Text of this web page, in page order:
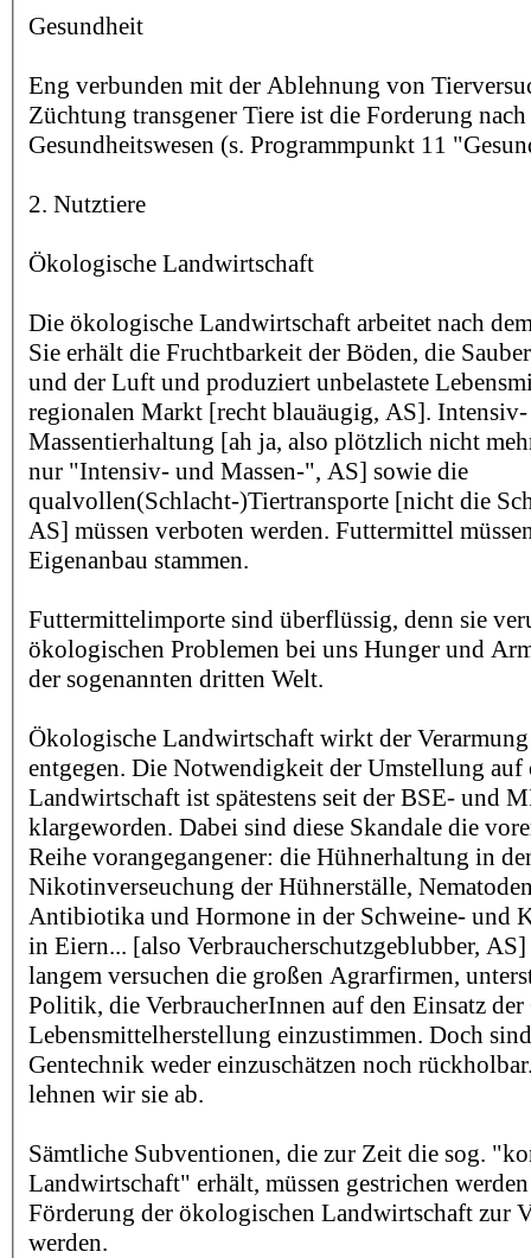
Gesundheit
Eng verbunden mit der Ablehnung von
Züchtung transgener Tiere ist die Forderung
Gesundheitswesen (s. Programmpunkt 11
2. Nutztiere
Ökologische Landwirtschaft
Die ökologische Landwirtschaft arbeitet nach
Sie erhält die Fruchtbarkeit der Böden, die
und der Luft und produziert unbelastete
regionalen Markt [recht blauäugig, AS].
Massentierhaltung [ah ja, also plötzlich nicht
nur "Intensiv- und Massen-", AS] sowie die
qualvollen(Schlacht-)Tiertransporte [nicht die
AS] müssen verboten werden. Futtermittel
Eigenanbau stammen.
Futtermittelimporte sind überflüssig, denn sie
ökologischen Problemen bei uns Hunger und
der sogenannten dritten Welt.
Ökologische Landwirtschaft wirkt der
entgegen. Die Notwendigkeit der Umstellung
Landwirtschaft ist spätestens seit der BSE- und
klargeworden. Dabei sind diese Skandale die
Reihe vorangegangener: die Hühnerhaltung in
Nikotinverseuchung der Hühnerställe,
Antibiotika und Hormone in der Schweine- und
in Eiern... [also Verbraucherschutzgeblubber,
langem versuchen die großen Agrarfirmen,
Politik, die VerbraucherInnen auf den Einsatz
Lebensmittelherstellung einzustimmen. Doch
Gentechnik weder einzuschätzen noch
lehnen wir sie ab.
Sämtliche Subventionen, die zur Zeit die sog.
Landwirtschaft" erhält, müssen gestrichen
Förderung der ökologischen Landwirtschaft zur
werden.